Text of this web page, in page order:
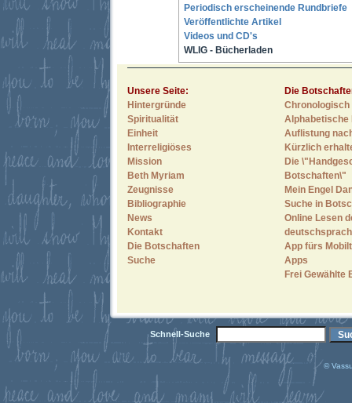
Periodisch erscheinende Rundbriefe
Veröffentlichte Artikel
Videos und CD's
WLIG - Bücherladen
Unsere Seite:
Hintergründe
Spiritualität
Einheit
Interreligiöses
Mission
Beth Myriam
Zeugnisse
Bibliographie
News
Kontakt
Die Botschaften
Suche
Die
Alphabetische
Auflistung
Kürzlich
Die
Botschaften\"
Mein Engel
Suche in
Online Lesen
App fürs
Apps
Frei Gewählte
Schnell-Suche
©